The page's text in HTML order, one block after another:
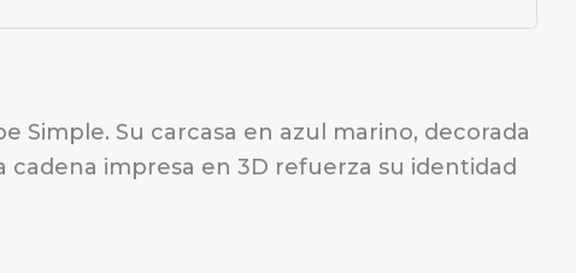
Simple. Su carcasa en azul marino, decorada
impresa en 3D refuerza su identidad